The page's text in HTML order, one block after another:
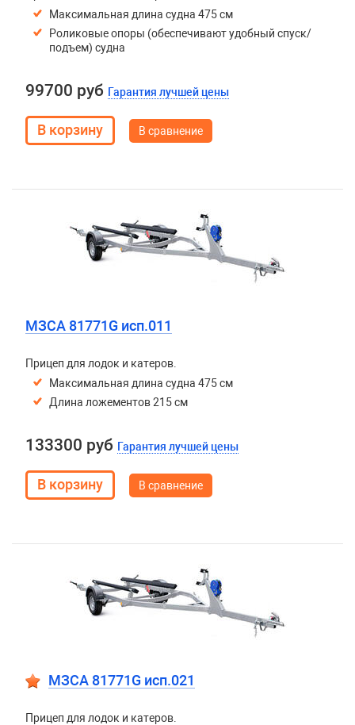
Максимальная длина судна 475 см
Роликовые опоры (обеспечивают удобный спуск/
подъем) судна
99700 руб Гарантия лучшей цены
В сравнение
МЗСА 81771G исп.011
Прицеп для лодок и катеров.
Максимальная длина судна 475 см
Длина ложементов 215 см
133300 руб Гарантия лучшей цены
В сравнение
МЗСА 81771G исп.021
Прицеп для лодок и катеров.